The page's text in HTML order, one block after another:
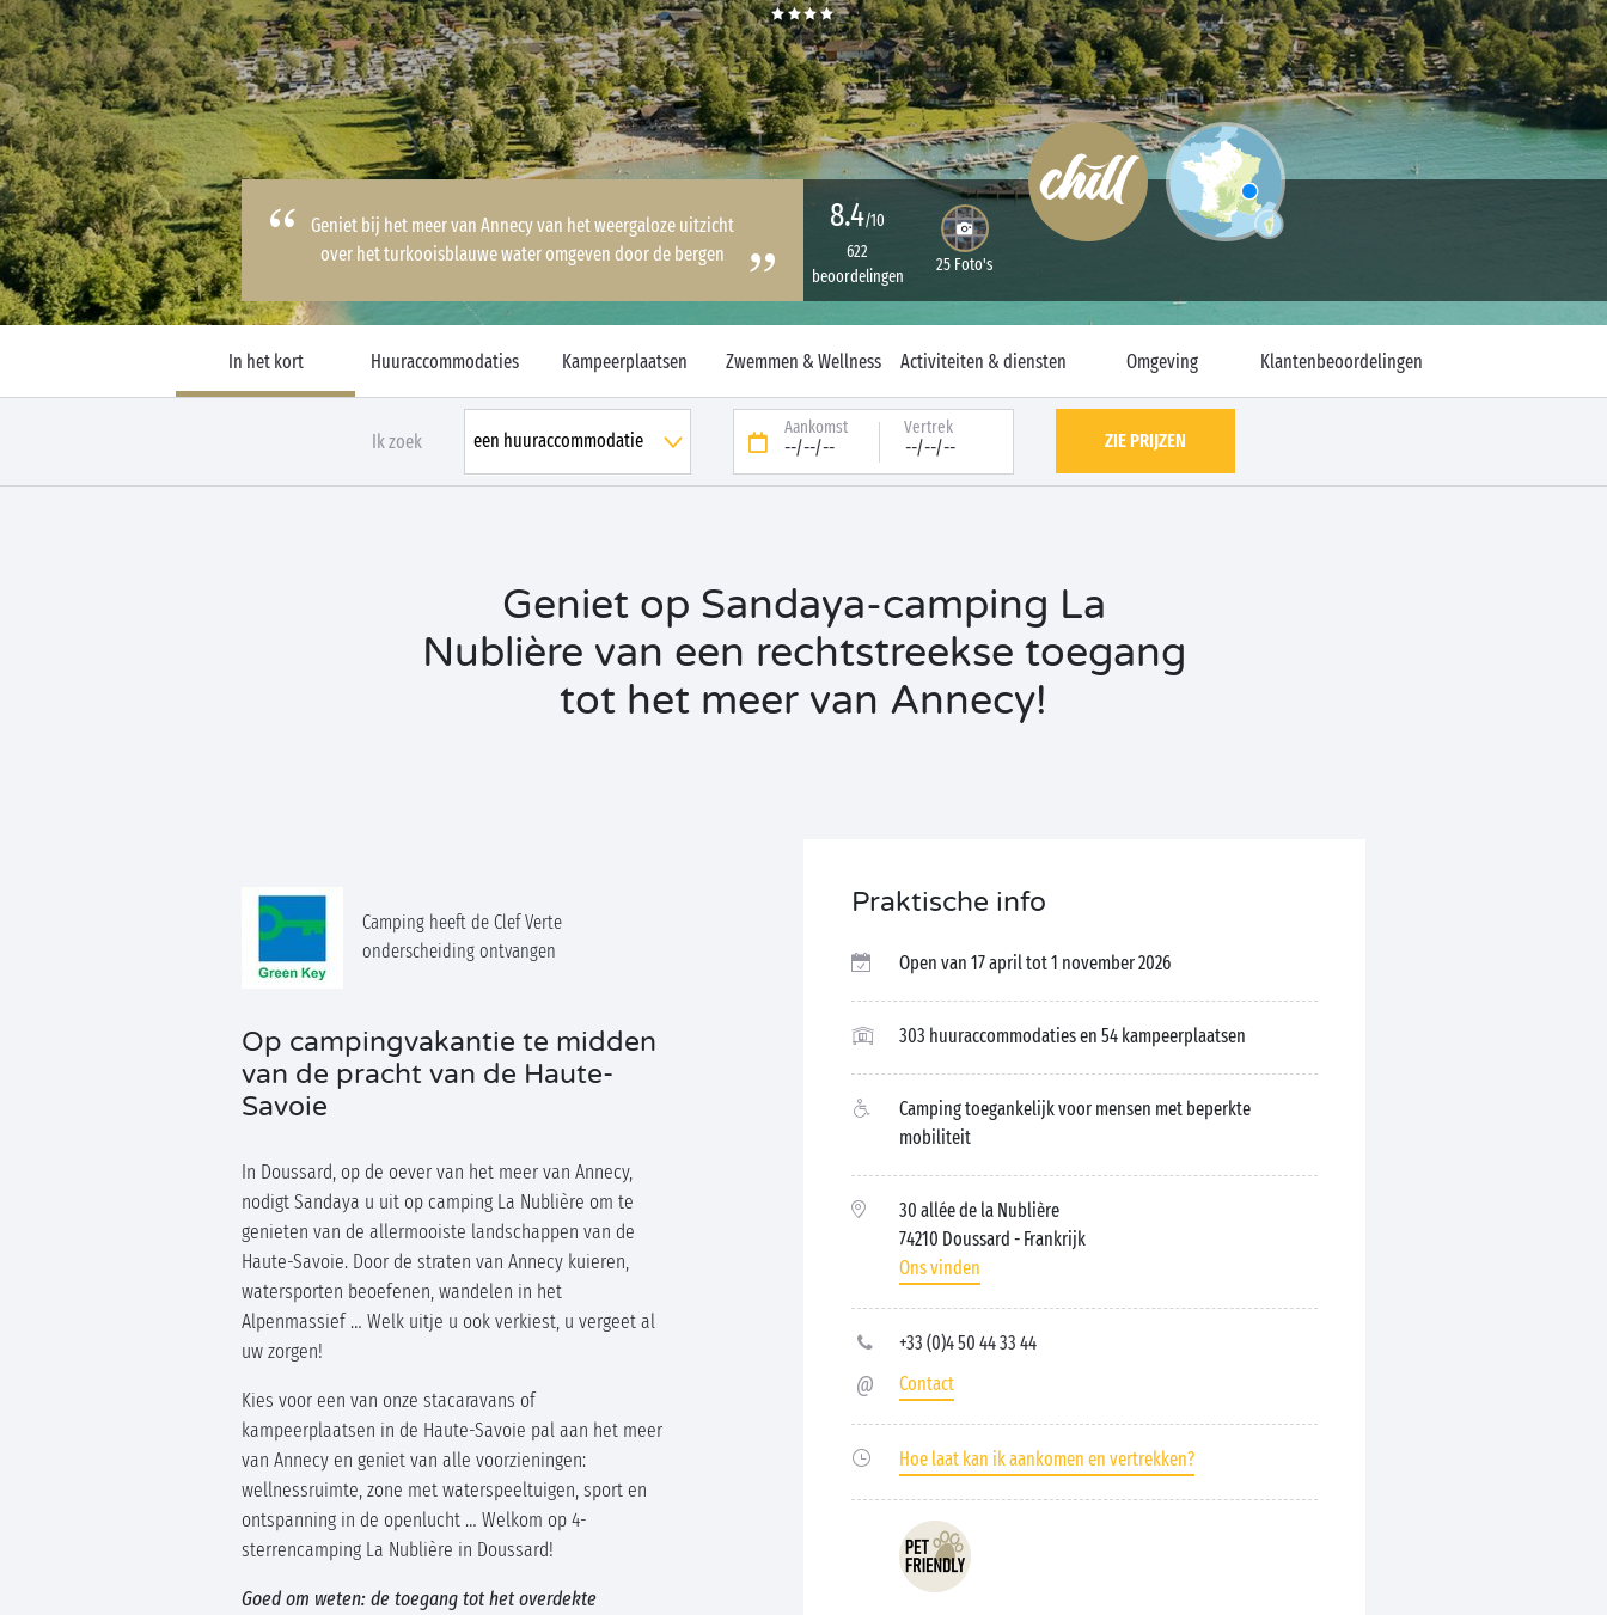
Geniet bij het meer van Annecy van het weergaloze uitzicht
over het turkooisblauwe water omgeven door de bergen
8.4/10
622
beoordelingen
25 Foto's
In het kort Huuraccommodaties Kampeerplaatsen Zwemmen & Wellness Activiteiten & diensten Omgeving Klantenbeoordelingen
Ik zoek
Aankomst
--/--/--
Vertrek
--/--/-- ZIE PRIJZEN
Geniet op Sandaya-camping La
Nublière van een rechtstreekse toegang
tot het meer van Annecy!
Camping heeft de Clef Verte
onderscheiding ontvangen
Op campingvakantie te midden
van de pracht van de Haute-
Savoie
In Doussard, op de oever van het meer van Annecy,
nodigt Sandaya u uit op camping La Nublière om te
genieten van de allermooiste landschappen van de
Haute-Savoie. Door de straten van Annecy kuieren,
watersporten beoefenen, wandelen in het
Alpenmassief … Welk uitje u ook verkiest, u vergeet al
uw zorgen!
Kies voor een van onze stacaravans of
kampeerplaatsen in de Haute-Savoie pal aan het meer
van Annecy en geniet van alle voorzieningen:
wellnessruimte, zone met waterspeeltuigen, sport en
ontspanning in de openlucht … Welkom op 4-
sterrencamping La Nublière in Doussard!
Goed om weten: de toegang tot het overdekte
Praktische info
Open van 17 april tot 1 november 2026
303 huuraccommodaties en 54 kampeerplaatsen
Camping toegankelijk voor mensen met beperkte
mobiliteit
30 allée de la Nublière
74210 Doussard - Frankrijk
Ons vinden
+33 (0)4 50 44 33 44
Contact
Hoe laat kan ik aankomen en vertrekken?